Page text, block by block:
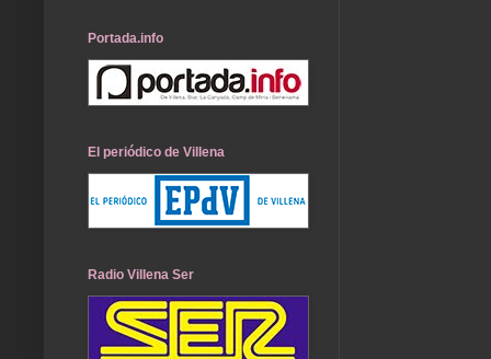
Portada.info
El periódico de Villena
Radio Villena Ser